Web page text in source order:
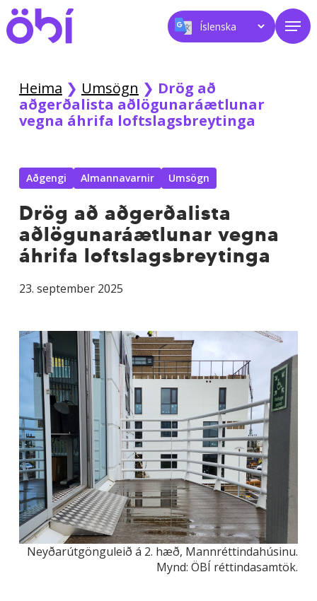
Skip
to
main
Heima ❯ Umsögn ❯ Drög að
aðgerðalista aðlögunaráætlunar
vegna áhrifa loftslagsbreytinga
Aðgengi Almannavarnir Umsögn
Drög að aðgerðalista
aðlögunaráætlunar vegna
áhrifa loftslagsbreytinga
23. september 2025
Neyðarútgönguleið á 2. hæð, Mannréttindahúsinu.
Mynd: ÖBÍ réttindasamtök.